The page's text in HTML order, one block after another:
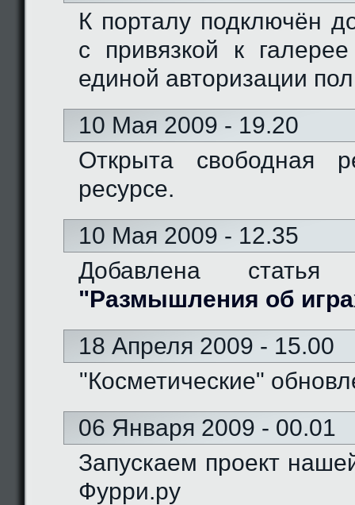
К порталу подключён
с привязкой к
единой авторизации
10 Мая 2009 - 19.20
Открыта свободная
ресурсе.
10 Мая 2009 - 12.35
Добавлена
"Размышления об
18 Апреля 2009 - 15.00
"Косметические"
06 Января 2009 - 00.01
Запускаем проект
Фурри.ру